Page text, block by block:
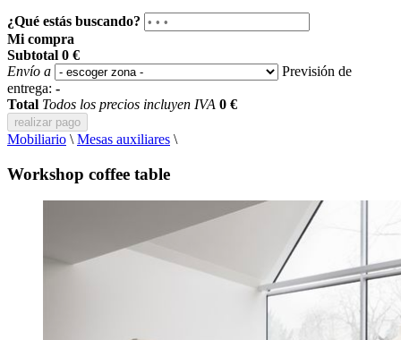
¿Qué estás buscando?
Mi compra
Subtotal 0 €
Envío a
Previsión de
entrega: -
Total Todos los precios incluyen IVA 0 €
realizar pago
Mobiliario \ Mesas auxiliares \
Workshop coffee table